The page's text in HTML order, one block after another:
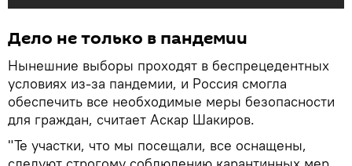
Дело не только в пандемии
Нынешние выборы проходят в беспрецедентных
условиях из-за пандемии, и Россия смогла
обеспечить все необходимые меры безопасности
для граждан, считает Аскар Шакиров.
"Те участки, что мы посещали, все оснащены,